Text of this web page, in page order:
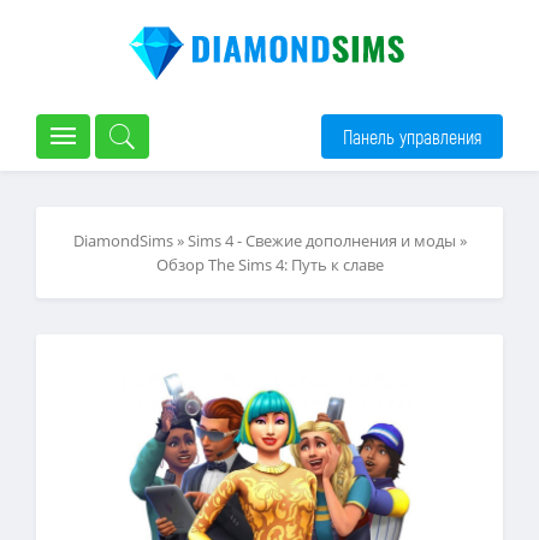
Панель управления
DiamondSims»Sims 4 - Свежие дополнения и моды »
Обзор The Sims 4: Путь к славе